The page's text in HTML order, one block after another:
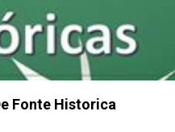
Fonte Historica